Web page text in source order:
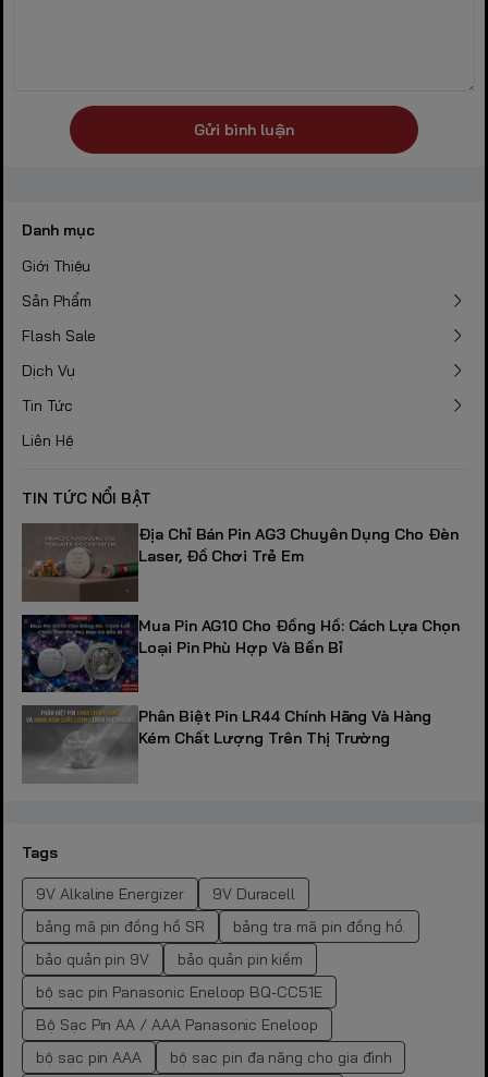
Gửi bình luận
Danh mục
Giới Thiệu
Sản Phẩm
Flash Sale
Dịch Vụ
Tin Tức
Liên Hệ
TIN TỨC NỔI BẬT
Địa Chỉ Bán Pin AG3 Chuyên Dụng Cho Đèn
Laser, Đồ Chơi Trẻ Em
Mua Pin AG10 Cho Đồng Hồ: Cách Lựa Chọn
Loại Pin Phù Hợp Và Bền Bỉ
Phân Biệt Pin LR44 Chính Hãng Và Hàng
Kém Chất Lượng Trên Thị Trường
Tags
9V Alkaline Energizer
9V Duracell
bảng mã pin đồng hồ SR
bảng tra mã pin đồng hồ.
bảo quản pin 9V
bảo quản pin kiềm
bộ sạc pin Panasonic Eneloop BQ-CC51E
Bộ Sạc Pin AA / AAA Panasonic Eneloop
bộ sạc pin AAA
bộ sạc pin đa năng cho gia đình